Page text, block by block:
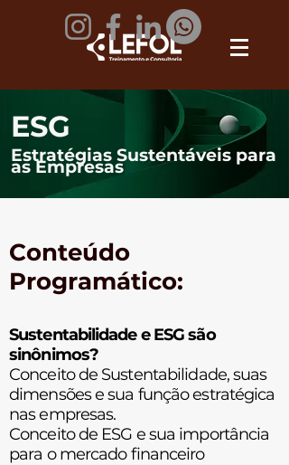
ESG
Estratégias Sustentáveis para
as Empresas
Conteúdo
Programático:
Sustentabilidade e ESG são
sinônimos?
Conceito de Sustentabilidade, suas
dimensões e sua função estratégica
nasempresas.
Conceito de ESG e sua importância
para o mercado financeiro